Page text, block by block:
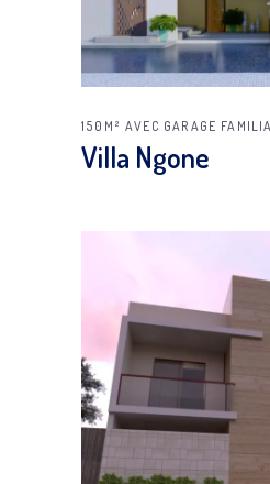
150M² AVEC GARAGE
Villa Ngone